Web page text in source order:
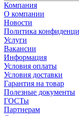
Компания
О компании
Новости
Политика
Услуги
Вакансии
Информация
Условия оплаты
Условия доставки
Гарантия на товар
Полезные документы
ГОСТы
Партнерам